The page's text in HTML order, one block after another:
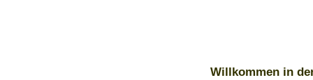
Willkommen in